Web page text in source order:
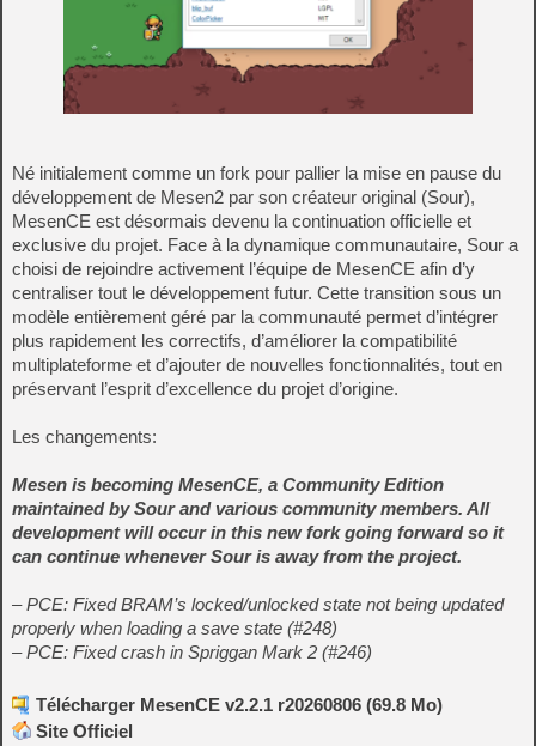
Né initialement comme un fork pour pallier la mise en pause du
développement de Mesen2 par son créateur original (Sour),
MesenCE est désormais devenu la continuation officielle et
exclusive du projet. Face à la dynamique communautaire, Sour a
choisi de rejoindre activement l’équipe de MesenCE afin d’y
centraliser tout le développement futur. Cette transition sous un
modèle entièrement géré par la communauté permet d’intégrer
plus rapidement les correctifs, d’améliorer la compatibilité
multiplateforme et d’ajouter de nouvelles fonctionnalités, tout en
préservant l’esprit d’excellence du projet d’origine.
Les changements:
Mesen is becoming MesenCE, a Community Edition
maintained by Sour and various community members. All
development will occur in this new fork going forward so it
can continue whenever Sour is away from the project.
– PCE: Fixed BRAM’s locked/unlocked state not being updated
properly when loading a save state (#248)
– PCE: Fixed crash in Spriggan Mark 2 (#246)
Télécharger MesenCE v2.2.1 r20260806 (69.8 Mo)
Site Officiel